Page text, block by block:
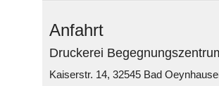
Anfahrt
Druckerei
Kaiserstr. 14, 32545 Bad